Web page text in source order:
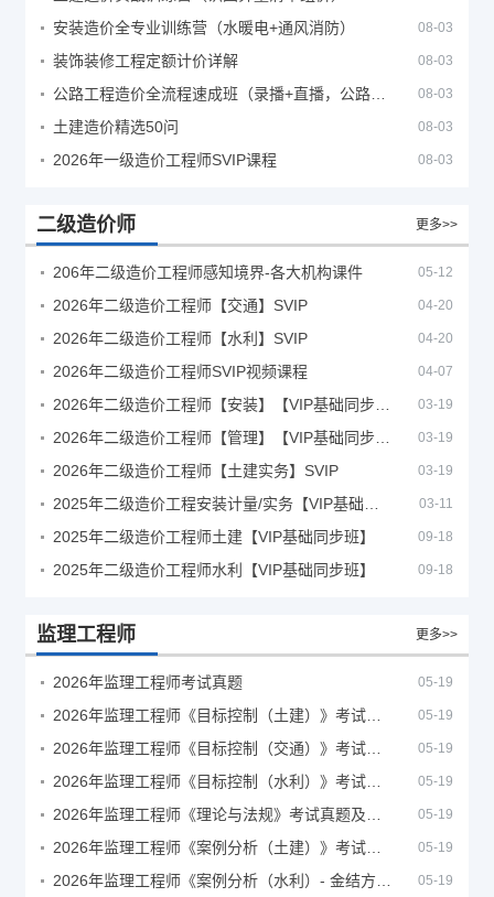
安装造价全专业训练营（水暖电+通风消防） 08-03
装饰装修工程定额计价详解 08-03
08-03
土建造价精选50问 08-03
2026年一级造价工程师SVIP课程 08-03
二级造价师 更多>>
206年二级造价工程师感知境界-各大机构课件 05-12
2026年二级造价工程师【交通】SVIP 04-20
2026年二级造价工程师【水利】SVIP 04-20
2026年二级造价工程师SVIP视频课程 04-07
03-19
03-19
2026年二级造价工程师【土建实务】SVIP 03-19
03-11
2025年二级造价工程师土建【VIP基础同步班】 09-18
2025年二级造价工程师水利【VIP基础同步班】 09-18
监理工程师 更多>>
2026年监理工程师考试真题 05-19
05-19
05-19
05-19
05-19
05-19
05-19